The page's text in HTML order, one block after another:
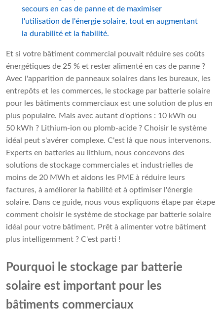
secours en cas de panne et de maximiser
l'utilisation de l'énergie solaire, tout en augmentant
la durabilité et la fiabilité.
Et si votre bâtiment commercial pouvait réduire ses coûts
énergétiques de 25 % et rester alimenté en cas de panne ?
Avec l'apparition de panneaux solaires dans les bureaux, les
entrepôts et les commerces, le stockage par batterie solaire
pour les bâtiments commerciaux est une solution de plus en
plus populaire. Mais avec autant d'options : 10 kWh ou
50 kWh ? Lithium-ion ou plomb-acide ? Choisir le système
idéal peut s'avérer complexe. C'est là que nous intervenons.
Experts en batteries au lithium, nous concevons des
solutions de stockage commerciales et industrielles de
moins de 20 MWh et aidons les PME à réduire leurs
factures, à améliorer la fiabilité et à optimiser l'énergie
solaire. Dans ce guide, nous vous expliquons étape par étape
comment choisir le système de stockage par batterie solaire
idéal pour votre bâtiment. Prêt à alimenter votre bâtiment
plus intelligemment ? C'est parti !
Pourquoi le stockage par batterie
solaire est important pour les
bâtiments commerciaux